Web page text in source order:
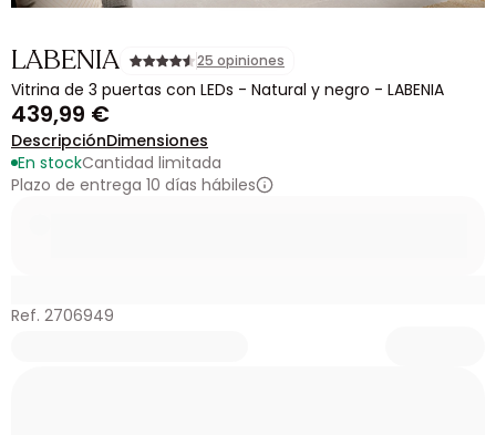
LABENIA 25 opiniones
Vitrina de 3 puertas con LEDs - Natural y negro - LABENIA
439,99 €
DescripciónDimensiones
En stockCantidad limitada
Plazo de entrega 10 días hábiles
Ref. 2706949